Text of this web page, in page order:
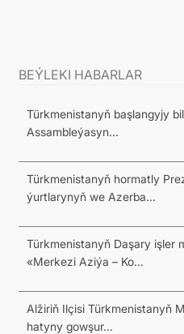
BEÝLEKI HABARLAR
Türkmenistanyň başlangyjy
Assambleýasyn...
Türkmenistanyň hormatly
ýurtlarynyň we Azerba...
Türkmenistanyň Daşary işler
«Merkezi Aziýa – Ko...
Alžiriň Ilçisi Türkmenistanyň
hatyny gowşur...